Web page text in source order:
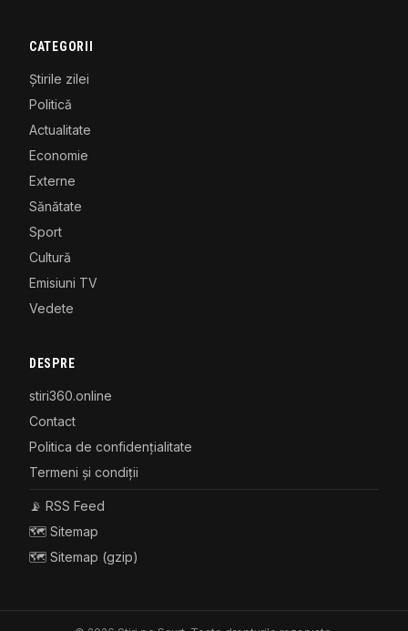
CATEGORII
Știrile zilei
Politică
Actualitate
Economie
Externe
Sănătate
Sport
Cultură
Emisiuni TV
Vedete
DESPRE
stiri360.online
Contact
Politica de confidențialitate
Termeni și condiții
📡 RSS Feed
🗺️ Sitemap
🗺️ Sitemap (gzip)